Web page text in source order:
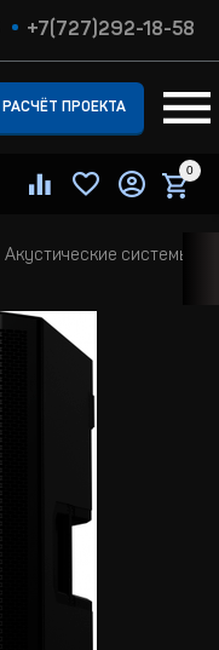
+7(727)292-18-58
РАСЧЁТ ПРОЕКТА
0
Акустические системы